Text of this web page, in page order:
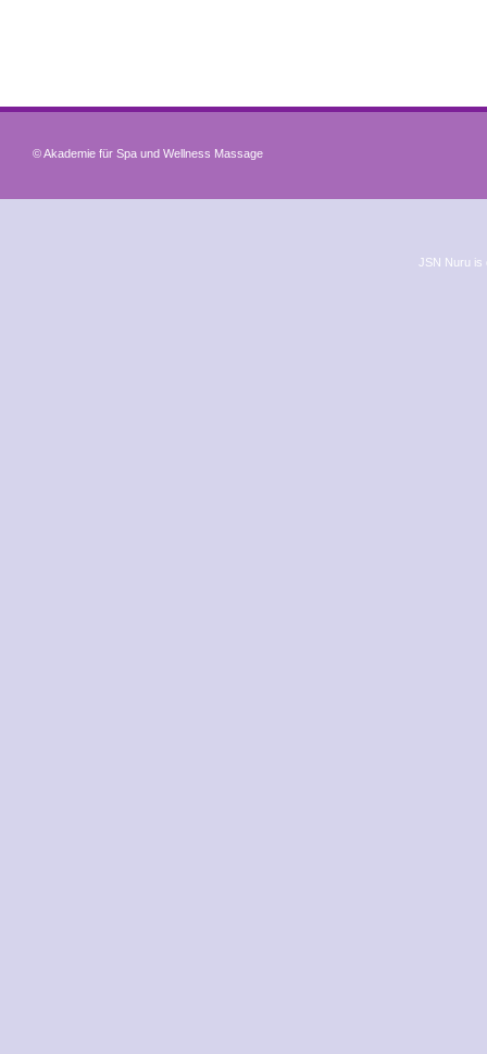
© Akademie für Spa und Wellness Massage
JSN Nuru